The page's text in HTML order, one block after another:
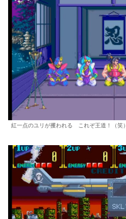
紅一点のユリが攫われる これぞ王道！（笑）